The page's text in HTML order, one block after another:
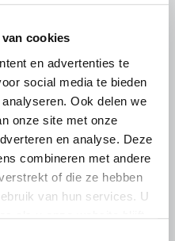
cookies
en advertenties te
social media te bieden
Ook delen we
onze site met onze
en analyse. Deze
combineren met andere
of die ze hebben
van hun services. U
(JA21)
in
Tweede Kamerlid
beleidsmedewerker
van Jolmer de
Lees meer